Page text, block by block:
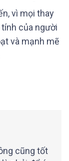
vì mọi thay
của người
và mạnh mẽ
cũng tốt